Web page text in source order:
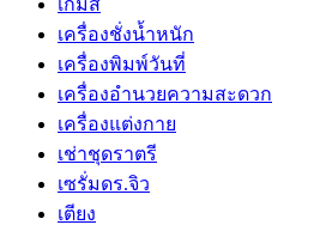
เครื่องชั่งน้ำหนัก
เครื่องพิมพ์วันที่
เครื่องอำนวยความสะดวก
เครื่องแต่งกาย
เช่าชุดราตรี
เซรั่มดร.จิว
เตียง